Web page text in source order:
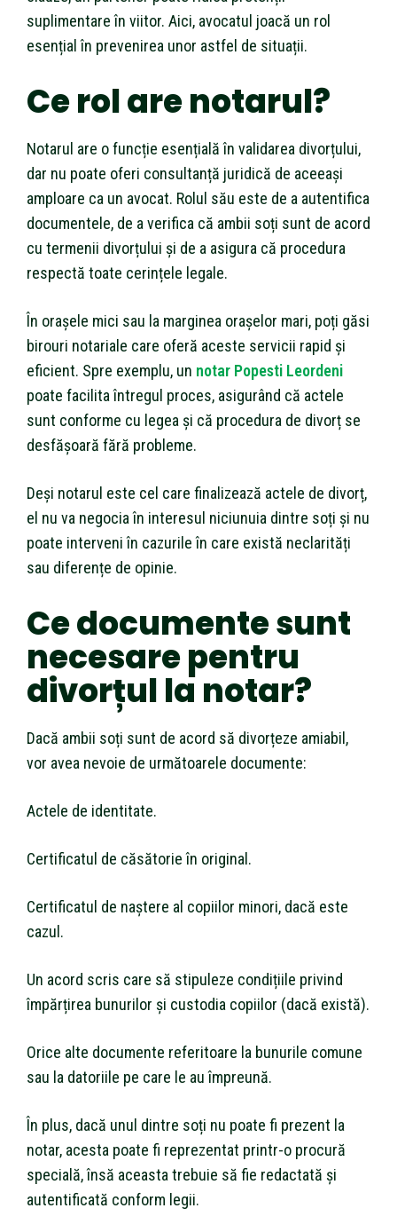
suplimentare în viitor. Aici, avocatul joacă un rol
esențial în prevenirea unor astfel de situații.
Ce rol are notarul?
Notarul are o funcție esențială în validarea divorțului,
dar nu poate oferi consultanță juridică de aceeași
amploare ca un avocat. Rolul său este de a autentifica
documentele, de a verifica că ambii soți sunt de acord
cu termenii divorțului și de a asigura că procedura
respectă toate cerințele legale.
În orașele mici sau la marginea orașelor mari, poți găsi
birouri notariale care oferă aceste servicii rapid și
eficient. Spre exemplu, un notar Popesti Leordeni
poate facilita întregul proces, asigurând că actele
sunt conforme cu legea și că procedura de divorț se
desfășoară fără probleme.
Deși notarul este cel care finalizează actele de divorț,
el nu va negocia în interesul niciunuia dintre soți și nu
poate interveni în cazurile în care există neclarități
sau diferențe de opinie.
Ce documente sunt
necesare pentru
divorțul la notar?
Dacă ambii soți sunt de acord să divorțeze amiabil,
vor avea nevoie de următoarele documente:
Actele de identitate.
Certificatul de căsătorie în original.
Certificatul de naștere al copiilor minori, dacă este
cazul.
Un acord scris care să stipuleze condițiile privind
împărțirea bunurilor și custodia copiilor (dacă există).
Orice alte documente referitoare la bunurile comune
sau la datoriile pe care le au împreună.
În plus, dacă unul dintre soți nu poate fi prezent la
notar, acesta poate fi reprezentat printr-o procură
specială, însă aceasta trebuie să fie redactată și
autentificată conform legii.